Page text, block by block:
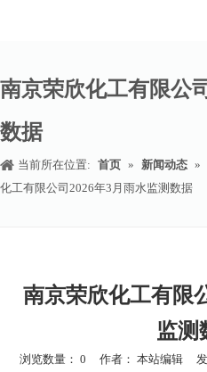
南京荣欣化工有限公
数据
当前所在位置: 首页 » 新闻动态 »
化工有限公司2026年3月雨水监测数据
南京荣欣化工有限
监测
浏览数量： 0 作者： 本站编辑 发